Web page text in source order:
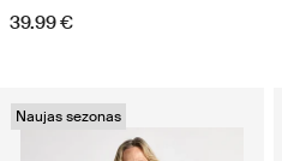
39.99 €
Naujas sezonas